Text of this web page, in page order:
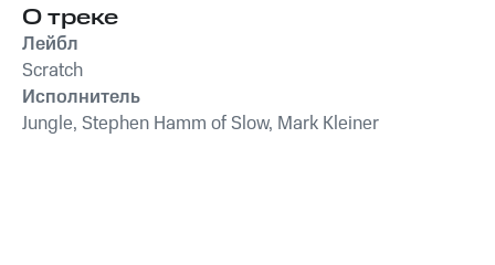
О треке
Лейбл
Scratch
Исполнитель
Jungle, Stephen Hamm of Slow, Mark Kleiner